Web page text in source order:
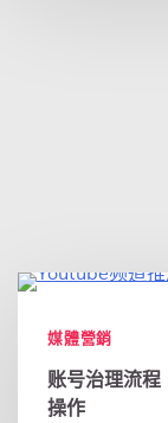
媒體營銷
账号治理流程
操作